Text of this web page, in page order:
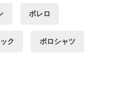
ボレロ
ク ポロシャツ